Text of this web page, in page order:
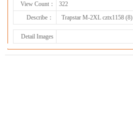
View Count：
322
Describe：
Trapstar M-2XL cztx1158 (8)
Detail Images